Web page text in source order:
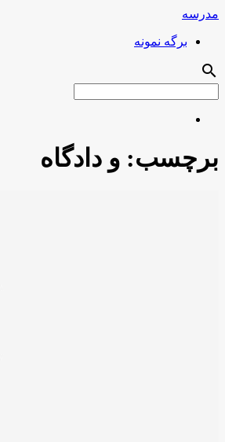
مدرسه
برگه نمونه
search
برچسب: و دادگاه